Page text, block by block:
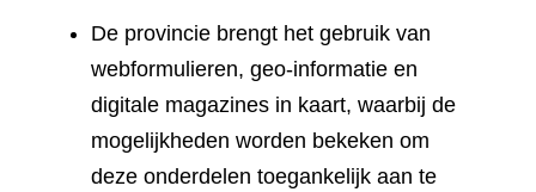
De provincie brengt het gebruik van
webformulieren, geo-informatie en
digitale magazines in kaart, waarbij de
mogelijkheden worden bekeken om
deze onderdelen toegankelijk aan te